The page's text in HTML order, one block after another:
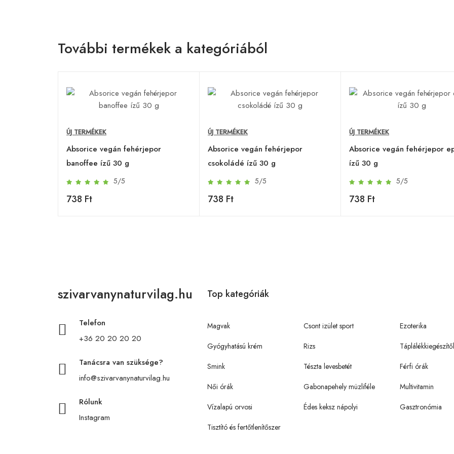
További termékek a kategóriából
ÚJ TERMÉKEK
Absorice vegán fehérjepor
banoffee ízű 30 g
5/5
738 Ft
ÚJ TERMÉKEK
Absorice vegán fehérjepor
csokoládé ízű 30 g
5/5
738 Ft
ÚJ TERMÉKEK
Absorice vegán fehérjepor
ízű 30 g
5/5
738 Ft
szivarvanynaturvilag.hu
Telefon
+36 20 20 20 20
Tanácsra van szüksége?
info@szivarvanynaturvilag.hu
Rólunk
Instagram
Top kategóriák
Magvak
Gyógyhatású krém
Smink
Női órák
Vízalapú orvosi
Tisztító és fertőtlenítőszer
Csont izület sport
Rizs
Tészta levesbetét
Gabonapehely müzliféle
Édes keksz nápolyi
Ezoterika
Férfi órák
Multivitamin
Gasztronómia